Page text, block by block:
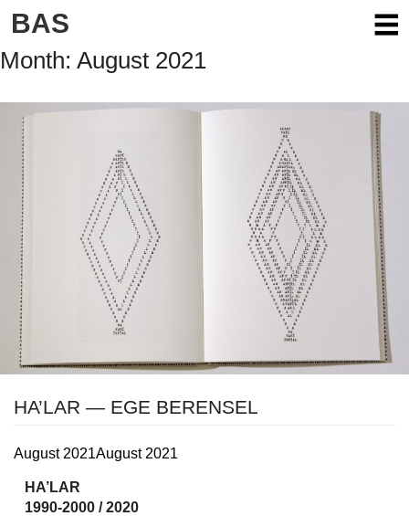
content
BAS
Month: August 2021
HA’LAR — EGE BERENSEL
August 2021August 2021
HA’LAR
1990-2000 / 2020